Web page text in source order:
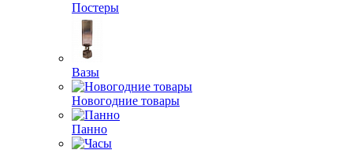
Постеры
Вазы
Новогодние товары
Панно